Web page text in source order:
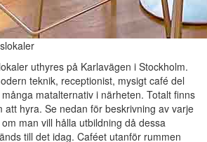
uthyres på Karlavägen i Stockholm.
teknik, receptionist, mysigt café del
matalternativ i närheten. Totalt finns
att hyra. Se nedan för beskrivning av varje
man vill hålla utbildning då dessa
till det idag. Caféet utanför rummen